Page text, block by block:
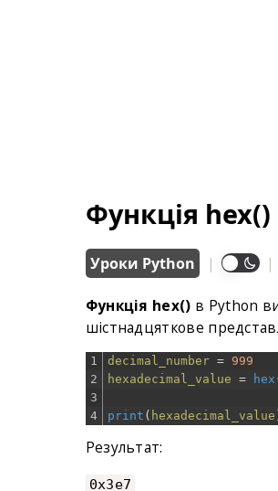
Функція
Уроки Python | |
Функція hex() в Python
шістнадцяткове
1
2
3
4
decimal_number =
999
hexadecimal_value = hex
print ( hexadecimal_value
Результат:
0x3e7